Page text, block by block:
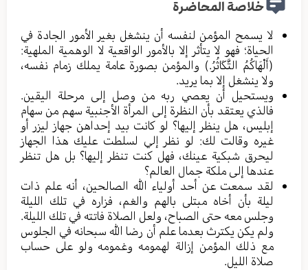
خلاصة المحاضرة
لا يسمح المؤمن لنفسه أن ينشغل بغير الأمور الجادة في
الحياة؛ فهو لا يتأثر إلا بالأمور الواقعية لا الوهمية الملهية:
(أَلْهَاكُمُ التَّكَاثُرُ.) والمؤمن بصورة عامة يملك زمام نفسه،
ولا ينشغل إلا بما يريد.
ويستحيل أن يعصي ربه من وصل إلى مرحلة اليقين.
فالذي يعتقد بأن النظرة إلى المرأة الأجنبية سهم من سهام
إبليس، هل ينظر إليها؟ لو كانت بيد إحداهن جهاز ليزر أو
غيره وقالت لك: لو نظر إلي لسلطت عليك هذا الجهاز
ليحرق شبكية عينك، فهل كنت تنظر إليها؟ بل هل تنظر
عندها إلى ملكة جمال العالم؟
لقد سمعت عن أحد أولياء الله الصالحين، أنه علم ذات
ليلة بأن أخاه مبتلى بالهم والغم، فزاره في تلك الليلة
وجلس معه حتى الصباح، ولعل الصلاة فاتته في تلك الليلة.
ولم يكن يكترث بعدما علم أن رضا الله سبحانه في الجلوس
مع ذلك المؤمن إزالة لهمومه وغمومه ولو على حساب
صلاة الليل.